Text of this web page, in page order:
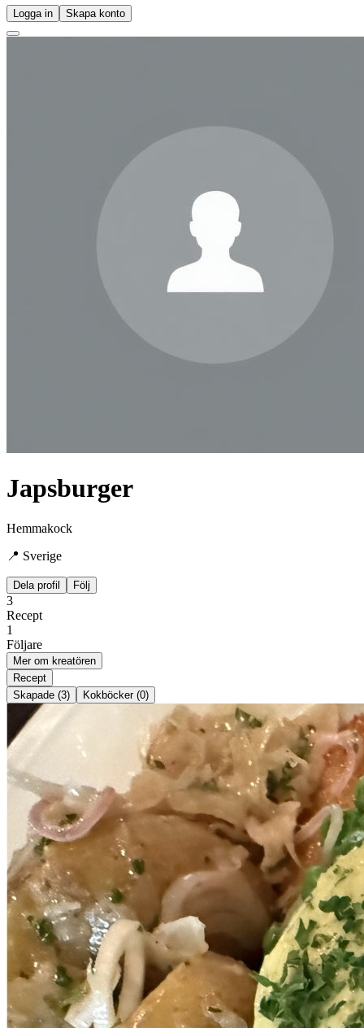
Logga in Skapa konto
Japsburger
Hemmakock
📍 Sverige
Dela profil Följ
3
Recept
1
Följare
Mer om kreatören
Recept
Skapade (3)
Kokböcker (0)